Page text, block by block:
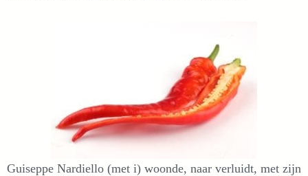
Guiseppe Nardiello (met i) woonde, naar verluidt, met zijn